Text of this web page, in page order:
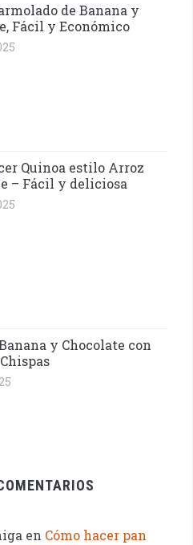
de Banana y
Fácil y Económico
Quinoa estilo Arroz
– Fácil y deliciosa
y Chocolate con
en Cómo hacer pan